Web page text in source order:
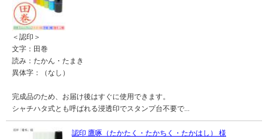
＜認印＞
文字：田巻
読み：たかん・たまき
異体字：（なし）
完成品のため、お届け後はすぐに使用できます。
シャチハタ式とも呼ばれる浸透印でスタンプ台不要で...
認印 鷹啄（たかたく・たかちく・たかはし） 様